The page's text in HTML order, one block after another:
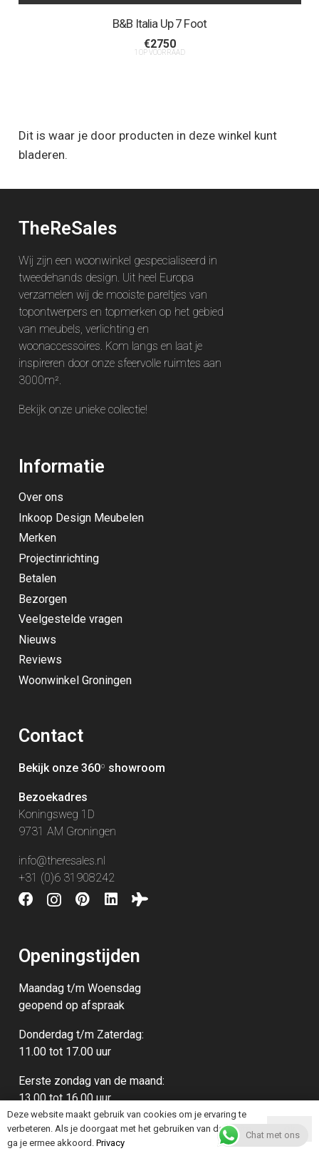
B&B Italia Up 7 Foot
€2750
1 OP VOORRAAD
Dit is waar je door producten in deze winkel kunt
bladeren.
TheReSales
Wij zijn een woonwinkel gespecialiseerd in
tweedehands design. Uit heel Europa
verzamelen wij de mooiste pareltjes van
topontwerpers en topmerken op het gebied
van meubels, verlichting en
woonaccessoires. Kom langs en laat je
inspireren door onze sfeervolle ruimtes aan
3000m².
Bekijk onze unieke collectie!
Informatie
Over ons
Inkoop Design Meubelen
Merken
Projectinrichting
Betalen
Bezorgen
Veelgestelde vragen
Nieuws
Reviews
Woonwinkel Groningen
Contact
Bekijk onze 360º showroom
Bezoekadres
Koningsweg 1D
9731 AM Groningen
info@theresales.nl
+31 (0)6 31908242
Openingstijden
Maandag t/m Woensdag
geopend op afspraak
Donderdag t/m Zaterdag:
11.00 tot 17.00 uur
Eerste zondag van de maand:
13.00‭ ‬tot 16.00‭ ‬uur
© 2026 TheReSales |Privacy Algemene Voorwaarden
Chat met ons
Deze website maakt gebruik van cookies om je ervaring te
verbeteren. Als je doorgaat met het gebruiken van deze site,
ga je ermee akkoord. Privacy